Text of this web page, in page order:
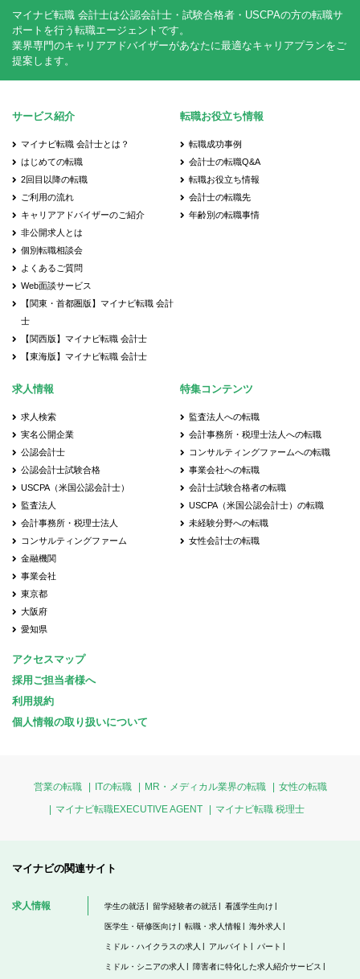
マイナビ転職 会計士は公認会計士・試験合格者・USCPAの方の転職サ
ポートを行う転職エージェントです。
業界専門のキャリアアドバイザーがあなたに最適なキャリアプランをご
提案します。
サービス紹介
マイナビ転職 会計士とは？
はじめての転職
2回目以降の転職
ご利用の流れ
キャリアアドバイザーのご紹介
非公開求人とは
個別転職相談会
よくあるご質問
Web面談サービス
【関東・首都圏版】マイナビ転職 会計
士
【関西版】マイナビ転職 会計士
【東海版】マイナビ転職 会計士
転職お役立ち情報
転職成功事例
会計士の転職Q&A
転職お役立ち情報
会計士の転職先
年齢別の転職事情
求人情報
求人検索
実名公開企業
公認会計士
公認会計士試験合格
USCPA（米国公認会計士）
監査法人
会計事務所・税理士法人
コンサルティングファーム
金融機関
事業会社
東京都
大阪府
愛知県
特集コンテンツ
監査法人への転職
会計事務所・税理士法人への転職
コンサルティングファームへの転職
事業会社への転職
会計士試験合格者の転職
USCPA（米国公認会計士）の転職
未経験分野への転職
女性会計士の転職
アクセスマップ
採用ご担当者様へ
利用規約
個人情報の取り扱いについて
営業の転職 ITの転職 MR・メディカル業界の転職
女性の転職
マイナビ転職EXECUTIVE AGENT
マイナビ転職 税理士
マイナビの関連サイト
求人情報 学生の就活 留学経験者の就活 看護学生向け
医学生・研修医向け 転職・求人情報 海外求人
ミドル・ハイクラスの求人 アルバイト パート
ミドル・シニアの求人 障害者に特化した求人紹介サービス